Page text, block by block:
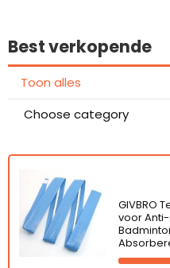
Best verkopende
Toon alles
Choose category
GIVBRO
voor